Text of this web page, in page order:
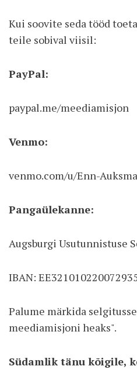
Kui soovite seda tööd
teile sobival viisil:
PayPal:
paypal.me/meediamisjon
Venmo:
venmo.com/u/Enn-
Pangaülekanne:
Augsburgi Usutunnistuse
IBAN:
Palume märkida
meediamisjoni heaks".
Südamlik tänu kõigile,